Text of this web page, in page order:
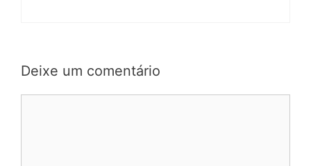
Deixe um comentário